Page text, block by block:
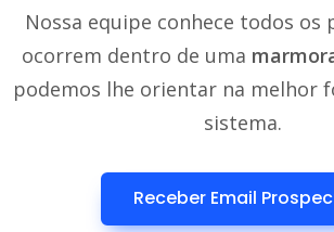
Nossa equipe conhece todos os
ocorrem dentro de uma
podemos lhe orientar na melhor
sistema.
Receber Email